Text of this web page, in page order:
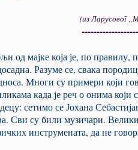
„Малог речника
од мајке која је, по
Разуме се, свака
Многи су примери који
када је реч о онима који
сетимо се Јохана
Сви су били музичари. Велики
инструмената, да не